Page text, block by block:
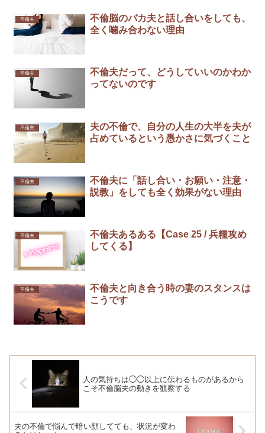
不倫夫
不倫脳のバカ夫と話し合いをしても、
全く噛み合わない理由
不倫夫
不倫夫だって、どうしていいのかわか
ってないのです
不倫夫
夫の不倫で、自分の人生の大半を夫が
占めているという愚かさに気づくこと
不倫夫
不倫夫に「話し合い・お願い・注意・
説教」をしても全く効果がない理由
不倫夫
不倫夫あるある【Case 25 / 兵糧攻め
してくる】
不倫夫
不倫夫と向き合う時の妻のスタンスは
こうです
人の気持ちは◯◯以上に伝わるものがあるから
こそ不倫脳夫の動きを観察する
夫の不倫で悩んで暗い顔してても、状況が変わ